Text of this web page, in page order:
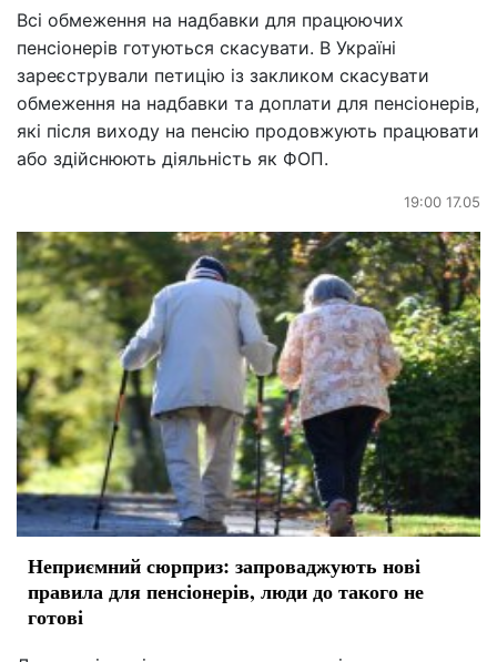
Всі обмеження на надбавки для працюючих
пенсіонерів готуються скасувати. В Україні
зареєстрували петицію із закликом скасувати
обмеження на надбавки та доплати для пенсіонерів,
які після виходу на пенсію продовжують працювати
або здійснюють діяльність як ФОП.
19:00 17.05
Неприємний сюрприз: запроваджують нові
правила для пенсіонерів, люди до такого не
готові